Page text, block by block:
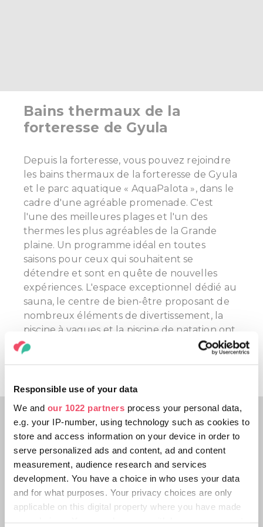
Responsible use of your data
We and our 1022 partners process your personal data,
e.g. your IP-number, using technology such as cookies to
store and access information on your device in order to
serve personalized ads and content, ad and content
measurement, audience research and services
development. You have a choice in who uses your data
and for what purposes. Your privacy choices are only
applicable on this digital property where you have made
Bains thermaux de la
forteresse de Gyula
Depuis la forteresse, vous pouvez rejoindre
les bains thermaux de la forteresse de Gyula
et le parc aquatique « AquaPalota », dans le
cadre d'une agréable promenade. C'est
l'une des meilleures plages et l'un des
thermes les plus agréables de la Grande
plaine. Un programme idéal en toutes
saisons pour ceux qui souhaitent se
détendre et sont en quête de nouvelles
expériences. L'espace exceptionnel dédié au
sauna, le centre de bien-être proposant de
nombreux éléments de divertissement, la
piscine à vagues et la piscine de natation ont
été aménagés au milieu d'un parc naturel